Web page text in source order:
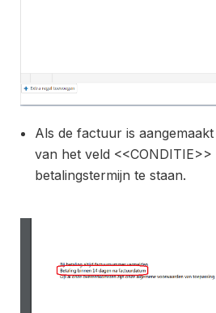
Als de factuur is
van het veld <<CONDITIE>>
betalingstermijn te staan.